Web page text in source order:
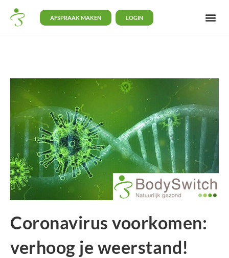
AFSPRAAK MAKEN LOGIN
Coronavirus voorkomen:
verhoog je weerstand!